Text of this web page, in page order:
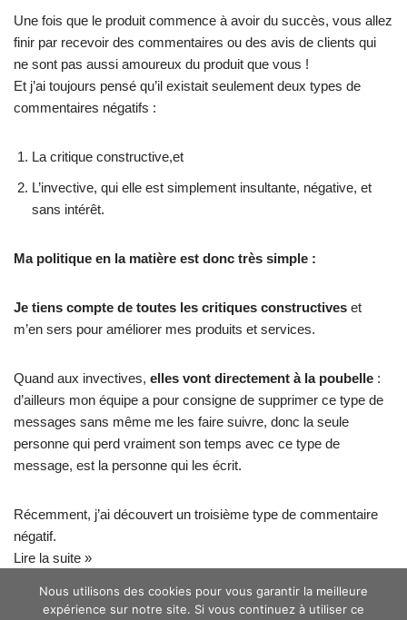
Une fois que le produit commence à avoir du succès, vous allez
finir par recevoir des commentaires ou des avis de clients qui
ne sont pas aussi amoureux du produit que vous !
Et j’ai toujours pensé qu’il existait seulement deux types de
commentaires négatifs :
La critique constructive,et
L’invective, qui elle est simplement insultante, négative, et
sans intérêt.
Ma politique en la matière est donc très simple :
Je tiens compte de toutes les critiques constructives et
m’en sers pour améliorer mes produits et services.
Quand aux invectives, elles vont directement à la poubelle :
d’ailleurs mon équipe a pour consigne de supprimer ce type de
messages sans même me les faire suivre, donc la seule
personne qui perd vraiment son temps avec ce type de
message, est la personne qui les écrit.
Récemment, j’ai découvert un troisième type de commentaire
négatif.
Lire la suite »
Nous utilisons des cookies pour vous garantir la meilleure
expérience sur notre site. Si vous continuez à utiliser ce